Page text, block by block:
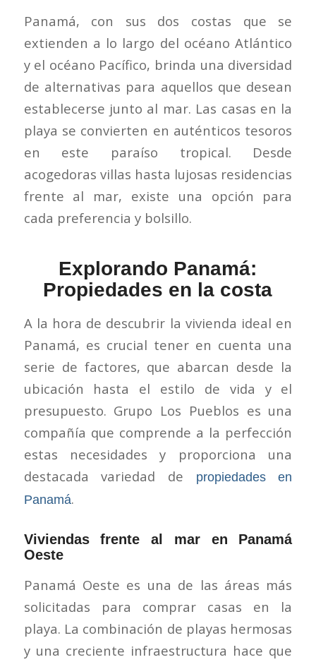
Panamá, con sus dos costas que se
extienden a lo largo del océano Atlántico
y el océano Pacífico, brinda una diversidad
de alternativas para aquellos que desean
establecerse junto al mar. Las casas en la
playa se convierten en auténticos tesoros
en este paraíso tropical. Desde
acogedoras villas hasta lujosas residencias
frente al mar, existe una opción para
cada preferencia y bolsillo.
Explorando Panamá:
Propiedades en la costa
A la hora de descubrir la vivienda ideal en
Panamá, es crucial tener en cuenta una
serie de factores, que abarcan desde la
ubicación hasta el estilo de vida y el
presupuesto. Grupo Los Pueblos es una
compañía que comprende a la perfección
estas necesidades y proporciona una
destacada variedad de
propiedades en
Panamá.
Viviendas frente al mar en Panamá
Oeste
Panamá Oeste es una de las áreas más
solicitadas para comprar casas en la
playa. La combinación de playas hermosas
y una creciente infraestructura hace que